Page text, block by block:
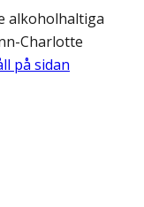
alkoholhaltiga
Charlotte
på sidan